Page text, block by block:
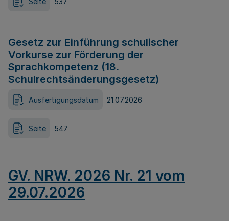
Gesetz zur Einführung schulischer
Vorkurse zur Förderung der
Sprachkompetenz (18.
Schulrechtsänderungsgesetz)
Ausfertigungsdatum 21.07.2026
Seite 547
GV. NRW. 2026 Nr. 21 vom
29.07.2026